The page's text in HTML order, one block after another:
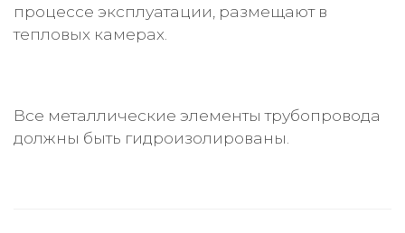
процессе эксплуатации, размещают в
тепловых камерах.
Все металлические элементы трубопровода
должны быть гидроизолированы.